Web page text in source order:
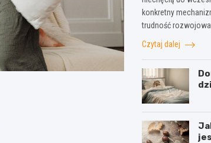
konkretny
trudność
Czytaj dalej